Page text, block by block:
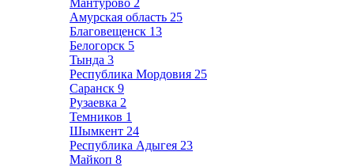
Мантурово 2
Амурская область 25
Благовещенск 13
Белогорск 5
Тында 3
Республика Мордовия 25
Саранск 9
Рузаевка 2
Темников 1
Шымкент 24
Республика Адыгея 23
Майкоп 8